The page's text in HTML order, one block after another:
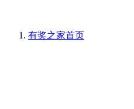
有奖之家首页